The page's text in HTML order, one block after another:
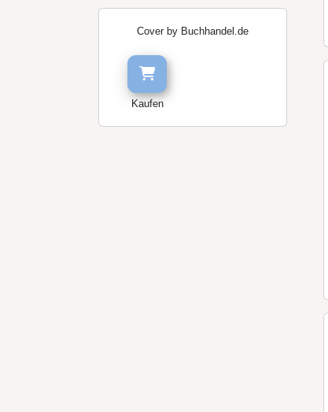
Cover by Buchhandel.de
Kaufen